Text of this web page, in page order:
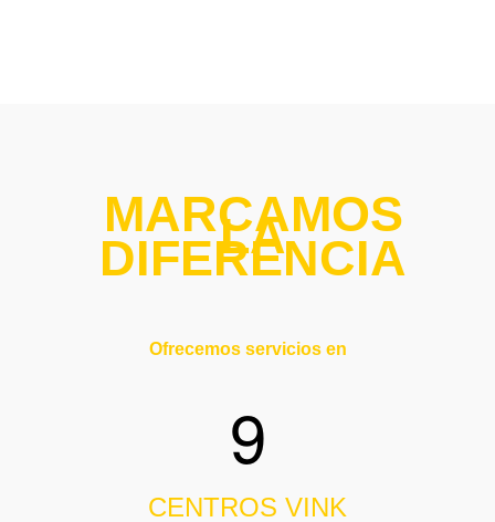
MARCAMOS
LA
DIFERENCIA
Ofrecemos servicios en
9
CENTROS VINK